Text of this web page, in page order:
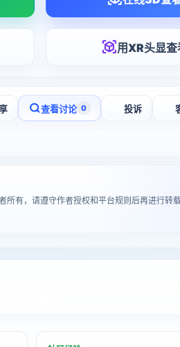
用XR头显查
查看讨论 0 投诉
所有，请遵守作者授权和平台规则后再进行转